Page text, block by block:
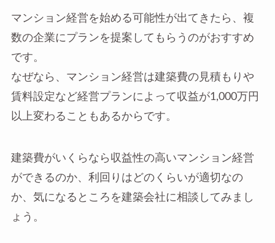
マンション経営を始める可能性が出てきたら、複
数の企業にプランを提案してもらうのがおすすめ
です。
なぜなら、マンション経営は建築費の見積もりや
賃料設定など経営プランによって収益が1,000万円
以上変わることもあるからです。
建築費がいくらなら収益性の高いマンション経営
ができるのか、利回りはどのくらいが適切なの
か、気になるところを建築会社に相談してみまし
ょう。